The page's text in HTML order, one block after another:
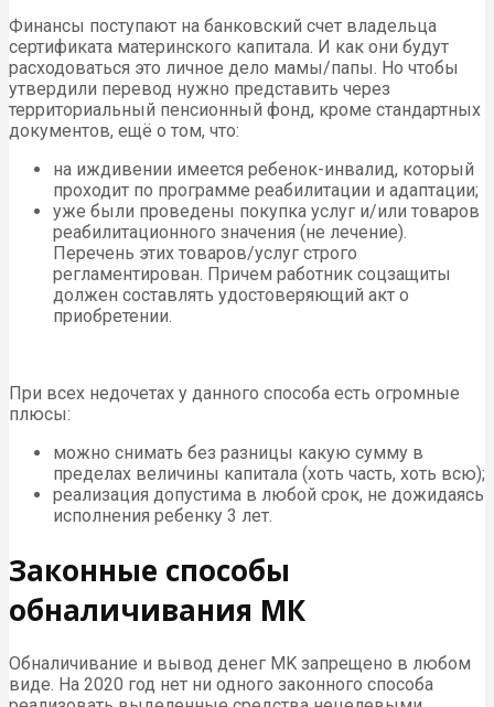
Финансы поступают на банковский счет владельца
сертификата материнского капитала. И как они будут
расходоваться это личное дело мамы/папы. Но чтобы
утвердили перевод нужно представить через
территориальный пенсионный фонд, кроме стандартных
документов, ещё о том, что:
на иждивении имеется ребенок-инвалид, который
проходит по программе реабилитации и адаптации;
уже были проведены покупка услуг и/или товаров
реабилитационного значения (не лечение).
Перечень этих товаров/услуг строго
регламентирован. Причем работник соцзащиты
должен составлять удостоверяющий акт о
приобретении.
При всех недочетах у данного способа есть огромные
плюсы:
можно снимать без разницы какую сумму в
пределах величины капитала (хоть часть, хоть всю);
реализация допустима в любой срок, не дожидаясь
исполнения ребенку 3 лет.
Законные способы
обналичивания МК
Обналичивание и вывод денег MK запрещено в любом
виде. На 2020 год нет ни одного законного способа